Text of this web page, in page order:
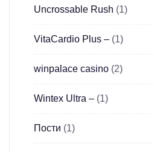
Uncrossable Rush (1)
VitaCardio Plus – (1)
winpalace casino (2)
Wintex Ultra – (1)
Пости (1)